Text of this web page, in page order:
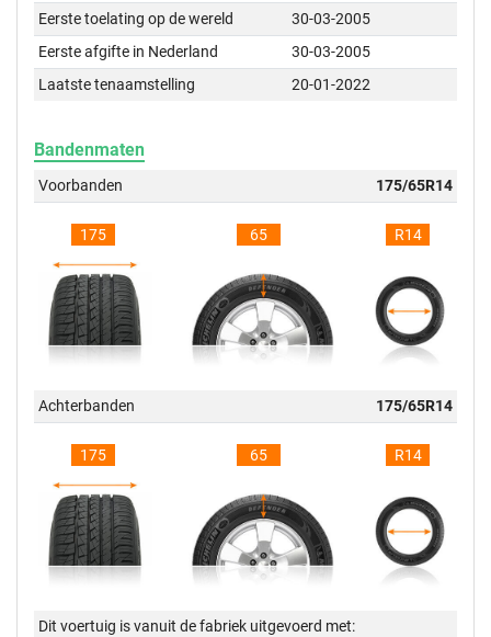
Eerste toelating op de wereld
30-03-2005
Eerste afgifte in Nederland
30-03-2005
Laatste tenaamstelling
20-01-2022
Bandenmaten
Voorbanden 175/65R14
175 65 R14
Achterbanden 175/65R14
175 65 R14
Dit voertuig is vanuit de fabriek uitgevoerd met: